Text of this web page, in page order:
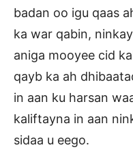
badan oo igu qaas
ka war qabin,
aniga mooyee cid
qayb ka ah
in aan ku harsan
kaliftayna in aan
sidaa u eego.